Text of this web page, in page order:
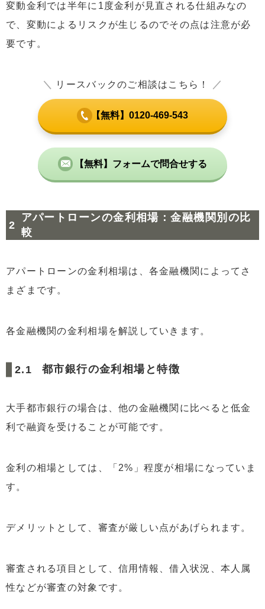
変動金利では半年に1度金利が見直される仕組みなの
で、変動によるリスクが生じるのでその点は注意が必
要です。
＼ リースバックのご相談はこちら！ ／
【無料】0120-469-543
【無料】フォームで問合せする
アパートローンの金利相場：金融機関別の比
較
アパートローンの金利相場は、各金融機関によってさ
まざまです。
各金融機関の金利相場を解説していきます。
都市銀行の金利相場と特徴
大手都市銀行の場合は、他の金融機関に比べると低金
利で融資を受けることが可能です。
金利の相場としては、「2%」程度が相場になっていま
す。
デメリットとして、審査が厳しい点があげられます。
審査される項目として、信用情報、借入状況、本人属
性などが審査の対象です。